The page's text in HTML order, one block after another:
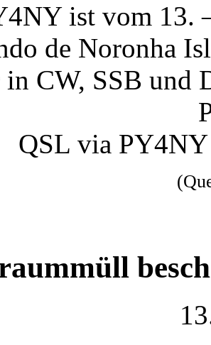
ist vom 13.
de Noronha
in CW, SSB und
QSL via